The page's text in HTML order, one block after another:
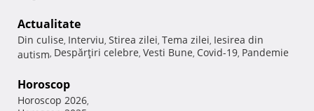
Actualitate
Din culise, Interviu, Stirea zilei, Tema zilei, Iesirea din
autism, Despărţiri celebre, Vesti Bune, Covid-19, Pandemie
Horoscop
Horoscop 2026,